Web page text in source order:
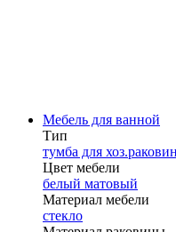
Мебель для ванной
Тип
тумба для
Цвет мебели
белый матовый
Материал мебели
стекло